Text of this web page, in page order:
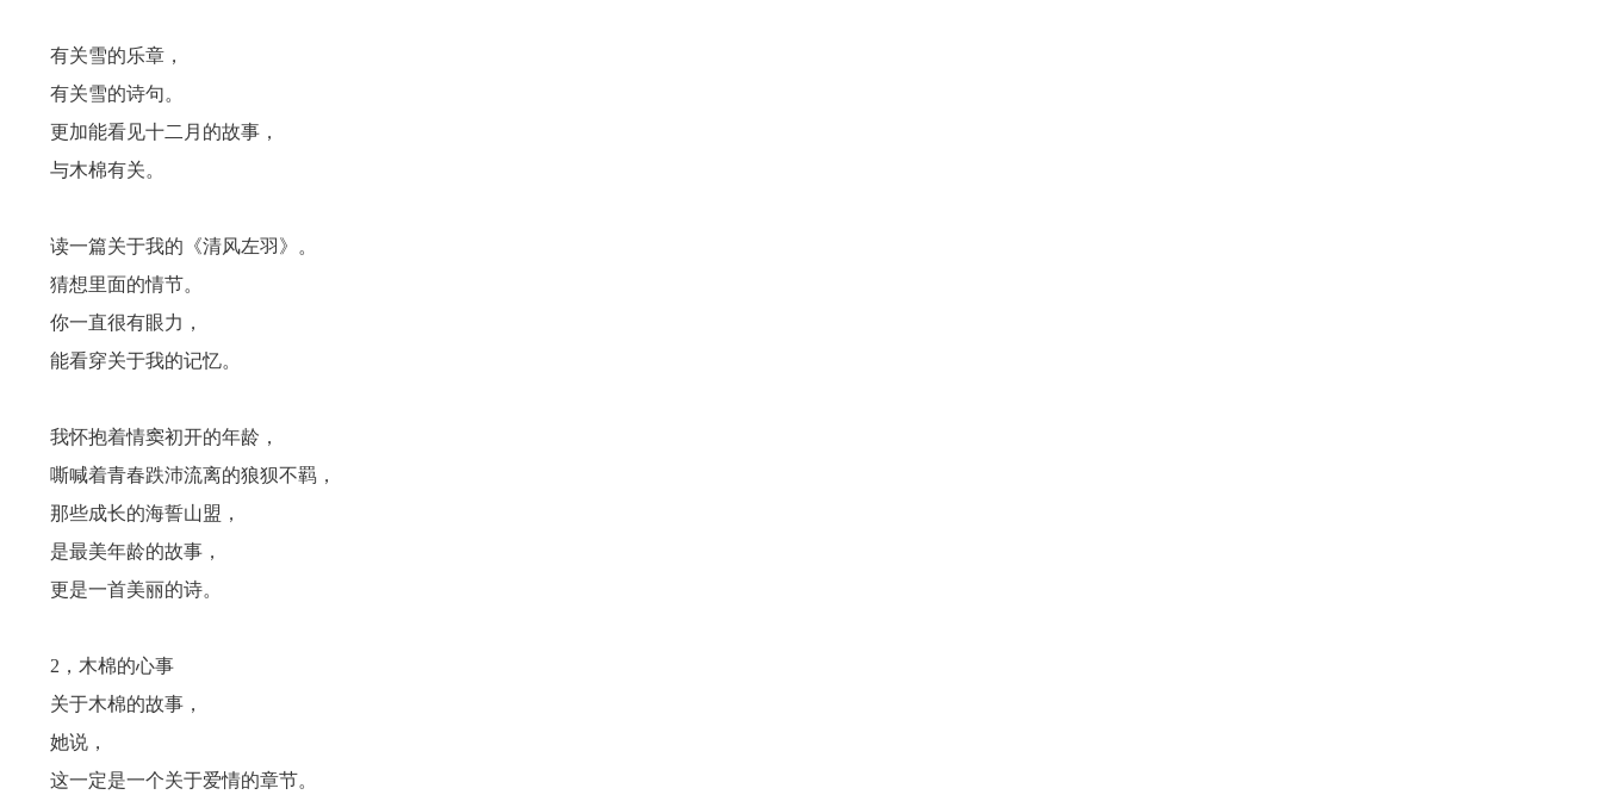
有关雪的乐章，
有关雪的诗句。
更加能看见十二月的故事，
与木棉有关。
读一篇关于我的《清风左羽》。
猜想里面的情节。
你一直很有眼力，
能看穿关于我的记忆。
我怀抱着情窦初开的年龄，
嘶喊着青春跌沛流离的狼狈不羁，
那些成长的海誓山盟，
是最美年龄的故事，
更是一首美丽的诗。
2，木棉的心事
关于木棉的故事，
她说，
这一定是一个关于爱情的章节。